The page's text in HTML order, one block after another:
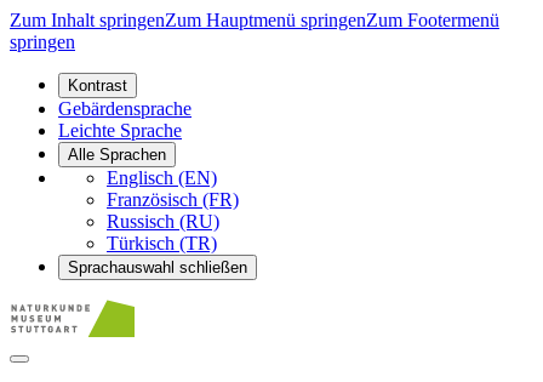
Zum Inhalt springenZum Hauptmenü springenZum Footermenü
springen
Kontrast
Gebärdensprache
Leichte Sprache
Alle Sprachen
Englisch (EN)
Französisch (FR)
Russisch (RU)
Türkisch (TR)
Sprachauswahl schließen